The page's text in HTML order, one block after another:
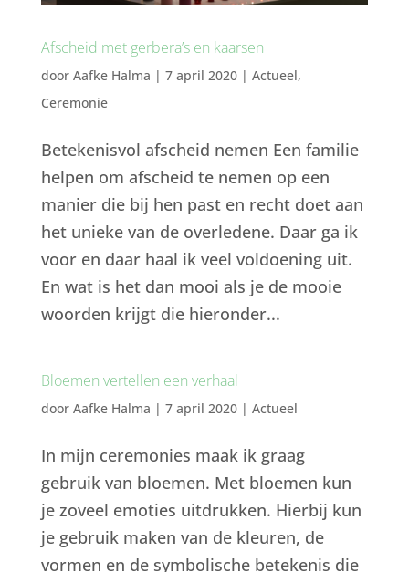
Afscheid met gerbera’s en kaarsen
door Aafke Halma | 7 april 2020 | Actueel,
Ceremonie
Betekenisvol afscheid nemen Een familie
helpen om afscheid te nemen op een
manier die bij hen past en recht doet aan
het unieke van de overledene. Daar ga ik
voor en daar haal ik veel voldoening uit.
En wat is het dan mooi als je de mooie
woorden krijgt die hieronder...
Bloemen vertellen een verhaal
door Aafke Halma | 7 april 2020 | Actueel
In mijn ceremonies maak ik graag
gebruik van bloemen. Met bloemen kun
je zoveel emoties uitdrukken. Hierbij kun
je gebruik maken van de kleuren, de
vormen en de symbolische betekenis die